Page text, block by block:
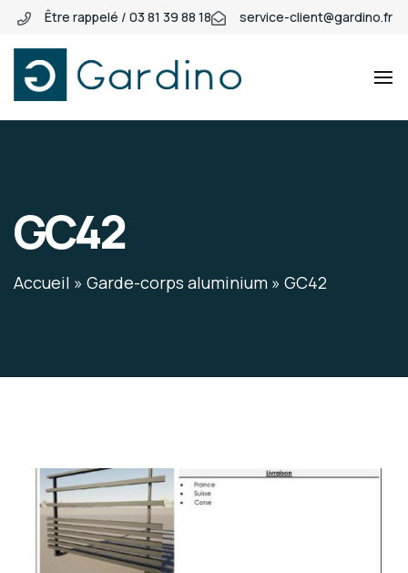
Être rappelé / 03 81 39 88 18 service-client@gardino.fr
Gardino
Gardino
GC42
Accueil » Garde-corps aluminium » GC42